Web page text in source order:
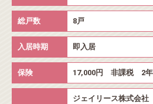
総戸数 8戸
入居時期 即入居
保険 17,000円 非課税 2年
ジェイリース株式会